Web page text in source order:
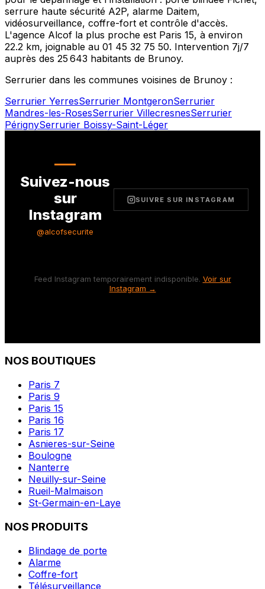
serrure haute sécurité A2P, alarme Daitem,
vidéosurveillance, coffre-fort et contrôle d'accès.
L'agence Alcof la plus proche est Paris 15, à environ
22.2 km, joignable au 01 45 32 75 50. Intervention 7j/7
auprès des 25 643 habitants de Brunoy.
Serrurier dans les communes voisines de Brunoy :
Serrurier YerresSerrurier MontgeronSerrurier
Mandres-les-RosesSerrurier VillecresnesSerrurier
PérignySerrurier Boissy-Saint-Léger
Suivez-nous
sur
Instagram
@alcofsecurite
SUIVRE SUR INSTAGRAM
Feed Instagram temporairement indisponible. Voir sur
Instagram →
NOS BOUTIQUES
Paris 7
Paris 9
Paris 15
Paris 16
Paris 17
Asnieres-sur-Seine
Boulogne
Nanterre
Neuilly-sur-Seine
Rueil-Malmaison
St-Germain-en-Laye
NOS PRODUITS
Blindage de porte
Alarme
Coffre-fort
Télésurveillance